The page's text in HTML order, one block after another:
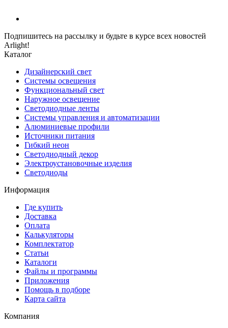
Подпишитесь на рассылку и будьте в курсе всех новостей
Arlight!
Каталог
Дизайнерский свет
Системы освещения
Функциональный свет
Наружное освещение
Светодиодные ленты
Системы управления и автоматизации
Алюминиевые профили
Источники питания
Гибкий неон
Светодиодный декор
Электроустановочные изделия
Светодиоды
Информация
Где купить
Доставка
Оплата
Калькуляторы
Комплектатор
Статьи
Каталоги
Файлы и программы
Приложения
Помощь в подборе
Карта сайта
Компания